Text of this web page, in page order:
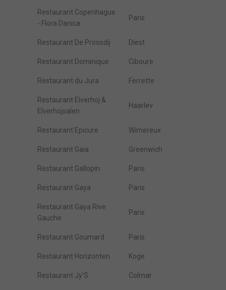
Restaurant Copenhague
- Flora Danica
Paris
Restaurant De Proosdij Diest
Restaurant Dominique Ciboure
Restaurant du Jura Ferrette
Restaurant Elverhoj &
Elverhojsalen
Haarlev
Restaurant Epicure Wimereux
Restaurant Gaia Greenwich
Restaurant Gallopin Paris
Restaurant Gaya Paris
Restaurant Gaya Rive
Gauche
Paris
Restaurant Goumard Paris
Restaurant Horizonten Koge
Restaurant Jy'S Colmar